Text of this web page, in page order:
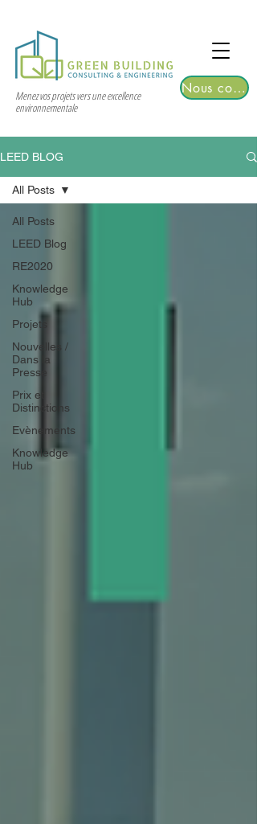
2026 | Registrations are now open!
Menez vos projets vers une excellence
environnementale
Nous contacter
LEED BLOG
All Posts
LEED Blog
RE2020
Knowledge
Hub
Projets
Nouvelles /
Dans la
Presse
Prix et
Distinctions
Evènements
Knowledge
Hub
All Posts